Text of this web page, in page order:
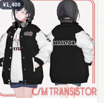
¥1,400